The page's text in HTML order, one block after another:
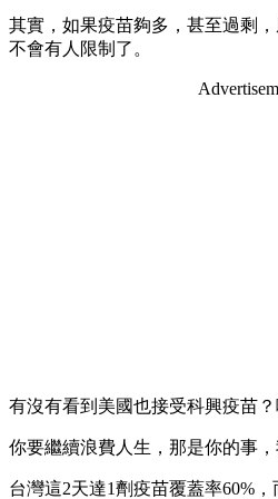
其實，如果疫苗夠多，甚至過剩
不會有人限制了。
有沒有看到美國也接受科興疫苗
你要繼續浪費人生，那是你的事
台灣這2天達1劑疫苗覆蓋率60%